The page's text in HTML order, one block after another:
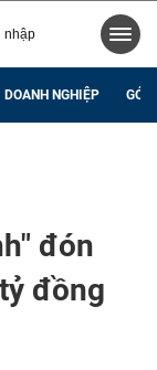
nhập
DOANH NGHIỆP GÓC
đón
đồng